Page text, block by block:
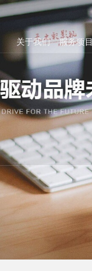
关于我们 服务项目